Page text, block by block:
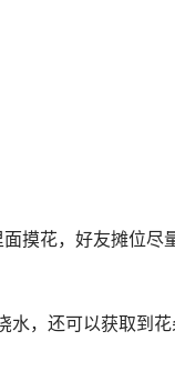
摸花，好友摊位尽
水，还可以获取到